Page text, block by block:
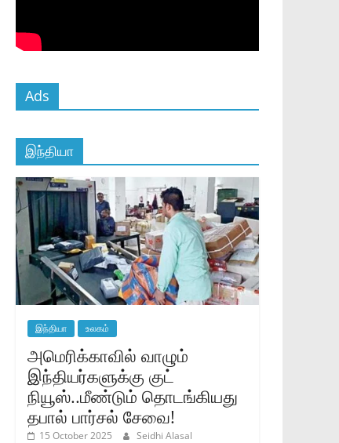
Ads
இந்தியா
இந்தியா உலகம்
அமெரிக்காவில் வாழும்
இந்தியர்களுக்கு குட்
நியூஸ்..மீண்டும் தொடங்கியது
தபால் பார்சல் சேவை!
15 October 2025 Seidhi Alasal